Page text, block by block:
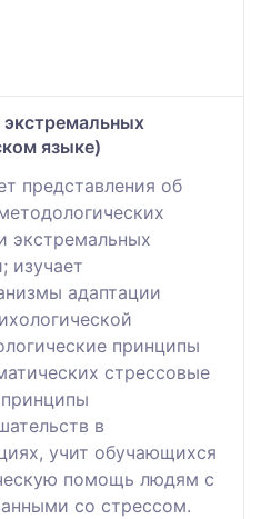
экстремальных
языке)
представления об
экстремальных
изучает
адаптации
принципы
стрессовые
в
учит обучающихся
помощь людям с
со стрессом.